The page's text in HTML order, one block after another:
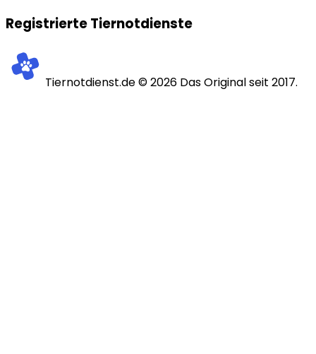
Registrierte Tiernotdienste
Tiernotdienst.de ©2026 Das Original seit 2017.